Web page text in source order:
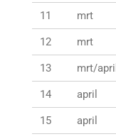
11 mrt
12 mrt
13 mrt/april
14 april
15 april